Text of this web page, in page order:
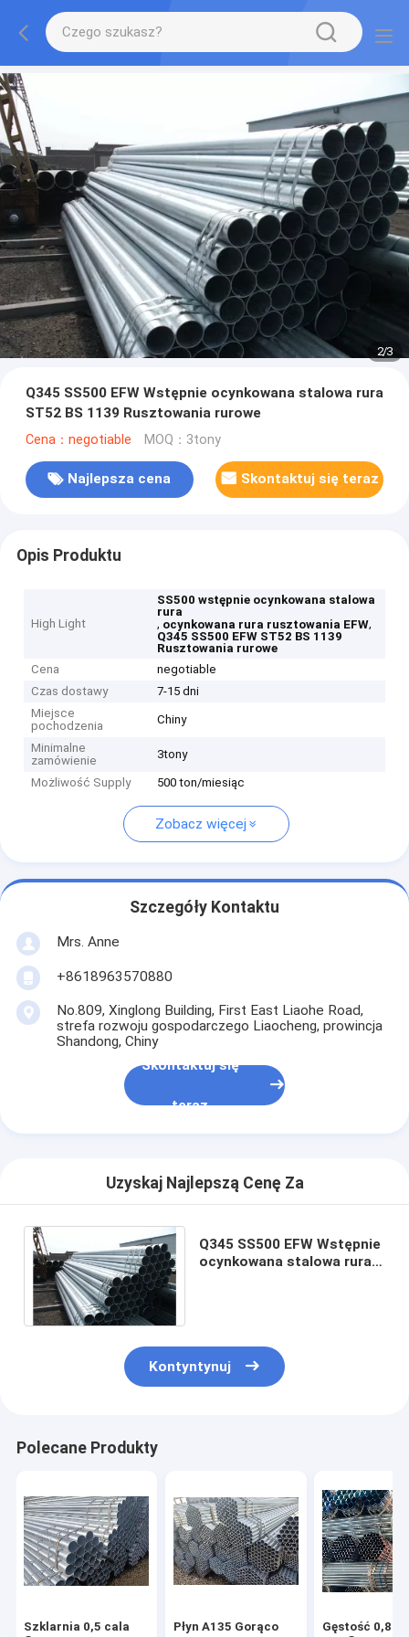
2/3
Q345 SS500 EFW Wstępnie ocynkowana stalowa rura
ST52 BS 1139 Rusztowania rurowe
Cena：negotiable MOQ：3tony
Najlepsza cena Skontaktuj się teraz
Opis Produktu
High Light
SS500 wstępnie ocynkowana stalowa
rura
, ocynkowana rura rusztowania EFW,
Q345 SS500 EFW ST52 BS 1139
Rusztowania rurowe
Cena
negotiable
Czas dostawy
7-15 dni
Miejsce
pochodzenia
Chiny
Minimalne
zamówienie
3tony
Możliwość Supply 500 ton/miesiąc
Zobacz więcej
Szczegóły Kontaktu
Mrs. Anne
+8618963570880
No.809, Xinglong Building, First East Liaohe Road,
strefa rozwoju gospodarczego Liaocheng, prowincja
Shandong, Chiny
Skontaktuj się
teraz
Uzyskaj Najlepszą Cenę Za
Q345 SS500 EFW Wstępnie
ocynkowana stalowa rura
Kontyntynuj
Polecane Produkty
Szklarnia 0,5 cala
Płyn A135 Gorąco
Gęstość 0,8